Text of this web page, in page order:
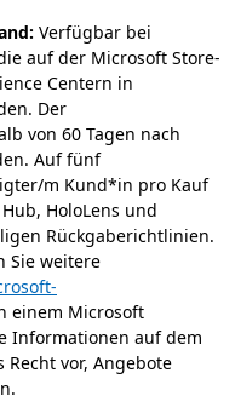
Verfügbar bei
auf der Microsoft Store-
Centern in
Der
von 60 Tagen nach
Auf fünf
m Kund*in pro Kauf
HoloLens und
Rückgaberichtlinien.
Sie weitere
einem Microsoft
Informationen auf dem
vor, Angebote